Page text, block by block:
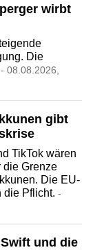
wirbt
Die
- 08.08.2026,
gibt
TikTok wären
die Grenze
Die EU-
die Pflicht. -
und die